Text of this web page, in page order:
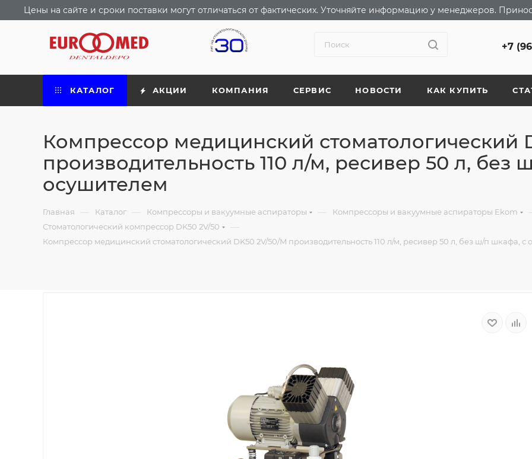
Цены на сайте и сроки поставки могут отличаться от фактических. Уточняйте информацию у менеджеров.
+7
КАТАЛОГ АКЦИИ КОМПАНИЯ СЕРВИС НОВОСТИ КАК КУПИТЬ
Компрессор медицинский стоматологический
производительность 110 л/м, ресивер 50 л, без
осушителем
Главная — Каталог — Компрессоры и вакуумные аспираторы — Компрессоры и вакуумные аспираторы Ekom
Стоматологический компрессор DK50 2V/50 —
Компрессор медицинский стоматологический DK50 2V/50/M производительность 110 л/м, ресивер 50 л, без ш/п шкафа, с